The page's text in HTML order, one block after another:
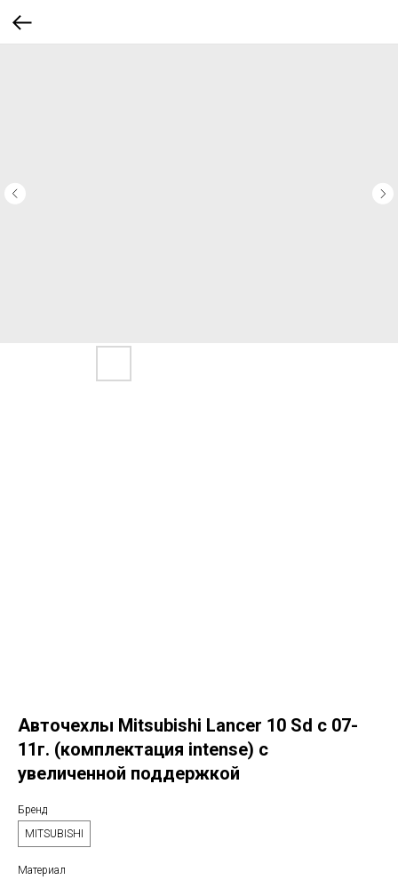
Авточехлы Mitsubishi Lancer 10 Sd с 07-
11г. (комплектация intense) с
увеличенной поддержкой
Бренд
MITSUBISHI
Материал